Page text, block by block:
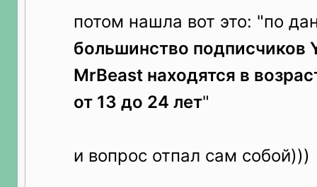
потом нашла вот это: "по
большинство подписчиков
MrBeast находятся в
от 13 до 24 лет"
и вопрос отпал сам собой)))